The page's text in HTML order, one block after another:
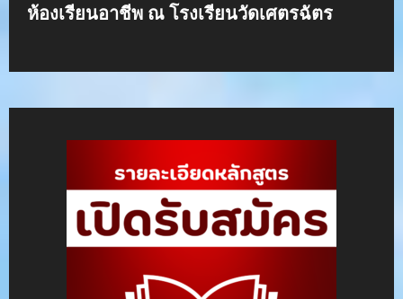
ห้องเรียนอาชีพ ณ โรงเรียนวัดเศตรฉัตร